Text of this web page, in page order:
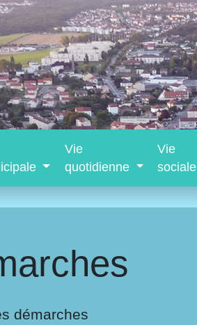
Vie
quotidienne
Vie
sociale
démarches